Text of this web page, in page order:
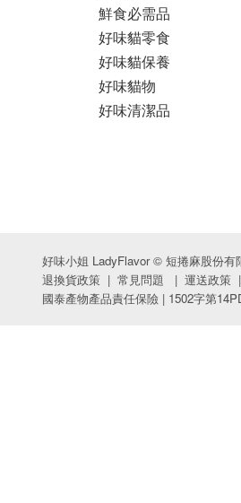
鮮食必需品
好味貓零食
好味貓保養
好味貓物
好味清潔品
好味小姐 LadyFlavor © 短捲麻股份有
退換貨政策 | 常見問題 | 運送政策 |
國泰產物產品責任保險 | 1502字第